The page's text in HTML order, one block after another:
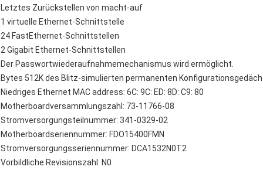
Letztes Zurückstellen von macht-auf
1 virtuelle Ethernet-Schnittstelle
24 FastEthernet-Schnittstellen
2 Gigabit Ethernet-Schnittstellen
Der Passwortwiederaufnahmemechanismus wird ermöglicht.
Bytes 512K des Blitz-simulierten permanenten
Niedriges Ethernet MAC address: 6C: 9C: ED: 8D: C9: 80
Motherboardversammlungszahl: 73-11766-08
Stromversorgungsteilnummer: 341-0329-02
Motherboardseriennummer: FDO15400FMN
Stromversorgungsseriennummer: DCA1532N0T2
Vorbildliche Revisionszahl: N0